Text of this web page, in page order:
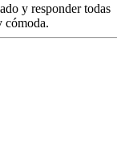
y responder todas
cómoda.